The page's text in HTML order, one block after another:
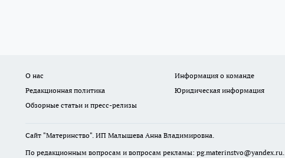
О нас Информация о команде
Редакционная политика
Юридическая информация
Обзорные статьи и пресс-релизы
Сайт "Материнство". ИП Малышева Анна Владимировна.
По редакционным вопросам и вопросам рекламы: pg.materinstvo@yandex.ru.